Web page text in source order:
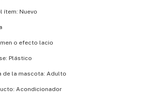
ítem: Nuevo
o efecto lacio
Plástico
de la mascota: Adulto
Acondicionador